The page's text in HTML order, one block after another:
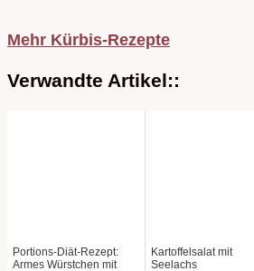
Mehr Kürbis-Rezepte
Verwandte Artikel::
Portions-Diät-Rezept:
Armes Würstchen mit
Kartoffelsalat mit
Seelachs